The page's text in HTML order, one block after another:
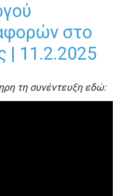
στο
| 11.2.2025
τη συνέντευξη εδώ: